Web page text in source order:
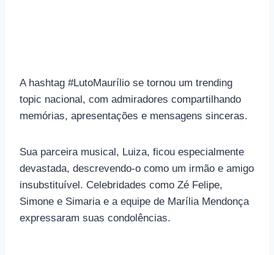
A hashtag #LutoMaurílio se tornou um trending
topic nacional, com admiradores compartilhando
memórias, apresentações e mensagens sinceras.
Sua parceira musical, Luiza, ficou especialmente
devastada, descrevendo-o como um irmão e amigo
insubstituível. Celebridades como Zé Felipe,
Simone e Simaria e a equipe de Marília Mendonça
expressaram suas condolências.